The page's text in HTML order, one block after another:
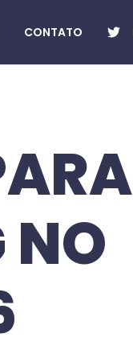
CONTATO
NO